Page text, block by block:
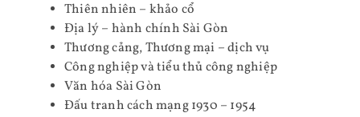
Thiên nhiên – khảo cổ
Địa lý – hành chính Sài Gòn
Thương cảng, Thương mại – dịch vụ
Công nghiệp và tiểu thủ công nghiệp
Văn hóa Sài Gòn
Đấu tranh cách mạng 1930 – 1954